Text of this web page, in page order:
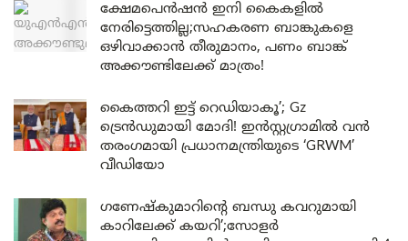
ക്ഷേമപെൻഷൻ ഇനി കൈകളിൽ
നേരിട്ടെത്തില്ല;സഹകരണ ബാങ്കുകളെ
ഒഴിവാക്കാൻ തീരുമാനം, പണം ബാങ്ക്
അക്കൗണ്ടിലേക്ക് മാത്രം!
കൈത്തറി ഇട്ട് റെഡിയാകൂ’; Gz
ട്രെൻഡുമായി മോദി! ഇൻസ്റ്റഗ്രാമിൽ വൻ
തരംഗമായി പ്രധാനമന്ത്രിയുടെ ‘GRWM’
വീഡിയോ
ഗണേഷ്കുമാറിന്റെ ബന്ധു കവറുമായി
കാറിലേക്ക് കയറി’;സോളർ